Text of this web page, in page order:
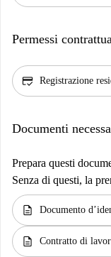
Permessi
credit_score Registrazione
Documenti
Prepara questi
Senza di questi, la
description Documento
description Contratto di